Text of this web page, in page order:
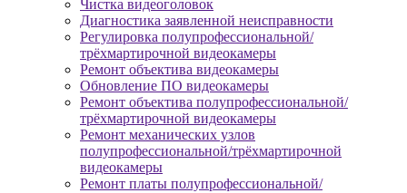
Чистка видеоголовок
Диагностика заявленной неисправности
Регулировка полупрофессиональной/
трёхмартирочной видеокамеры
Ремонт объектива видеокамеры
Обновление ПО видеокамеры
Ремонт объектива полупрофессиональной/
трёхмартирочной видеокамеры
Ремонт механических узлов
полупрофессиональной/трёхмартирочной
видеокамеры
Ремонт платы полупрофессиональной/